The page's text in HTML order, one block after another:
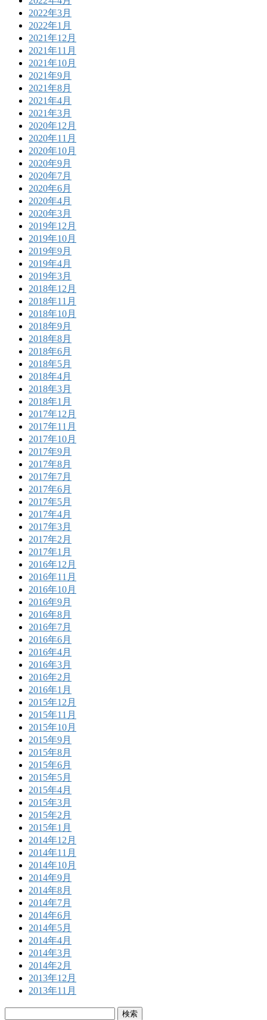
2022年3月
2022年1月
2021年12月
2021年11月
2021年10月
2021年9月
2021年8月
2021年4月
2021年3月
2020年12月
2020年11月
2020年10月
2020年9月
2020年7月
2020年6月
2020年4月
2020年3月
2019年12月
2019年10月
2019年9月
2019年4月
2019年3月
2018年12月
2018年11月
2018年10月
2018年9月
2018年8月
2018年6月
2018年5月
2018年4月
2018年3月
2018年1月
2017年12月
2017年11月
2017年10月
2017年9月
2017年8月
2017年7月
2017年6月
2017年5月
2017年4月
2017年3月
2017年2月
2017年1月
2016年12月
2016年11月
2016年10月
2016年9月
2016年8月
2016年7月
2016年6月
2016年4月
2016年3月
2016年2月
2016年1月
2015年12月
2015年11月
2015年10月
2015年9月
2015年8月
2015年6月
2015年5月
2015年4月
2015年3月
2015年2月
2015年1月
2014年12月
2014年11月
2014年10月
2014年9月
2014年8月
2014年7月
2014年6月
2014年5月
2014年4月
2014年3月
2014年2月
2013年12月
2013年11月